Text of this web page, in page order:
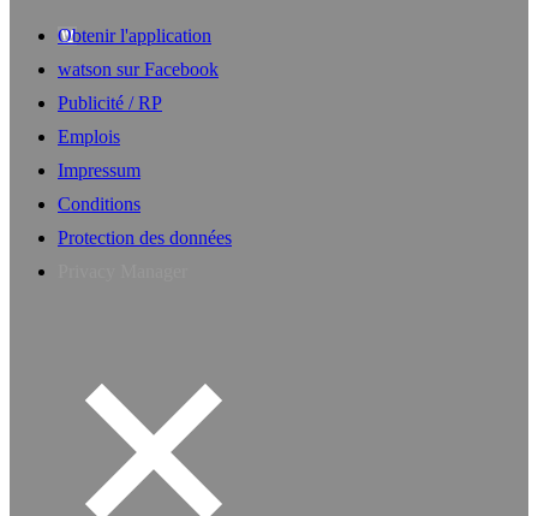
Obtenir l'application
watson sur Facebook
Publicité / RP
Emplois
Impressum
Conditions
Protection des données